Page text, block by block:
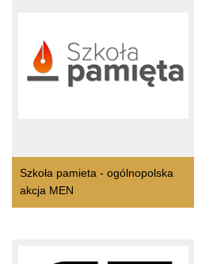
Szkoła pamieta - ogólnopolska
akcja MEN